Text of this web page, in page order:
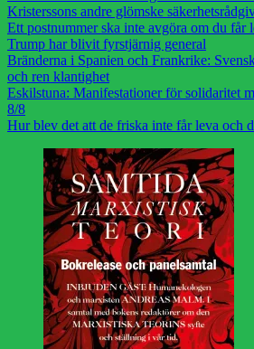
Kristerssons andre glömske
Ett postnummer ska inte avgöra om du får
Trump har blivit fyrstjärnig general
Bränderna i Spanien och Frankrike:
och ren klantighet
Eskilstuna: Manifestationer för solidaritet
8/8
Hur blev det att de friska inte får leva och